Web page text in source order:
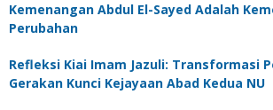
Kemenangan Abdul El-Sayed Adalah
Perubahan
Refleksi Kiai Imam Jazuli: Transformasi
Gerakan Kunci Kejayaan Abad Kedua NU